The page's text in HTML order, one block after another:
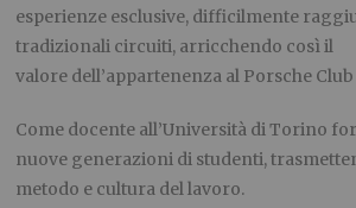
esperienze esclusive, difficilmente
tradizionali circuiti, arricchendo così il
valore dell’appartenenza al Porsche
Come docente all’Università di Torino
nuove generazioni di studenti,
metodo e cultura del lavoro.